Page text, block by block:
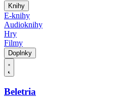
Knihy
E-knihy
Audioknihy
Hry
Filmy
Doplnky
Beletria